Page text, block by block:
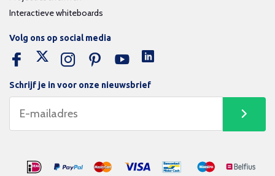
Interactieve whiteboards
Schrijf je in voor onze nieuwsbrief
Volg ons op social media